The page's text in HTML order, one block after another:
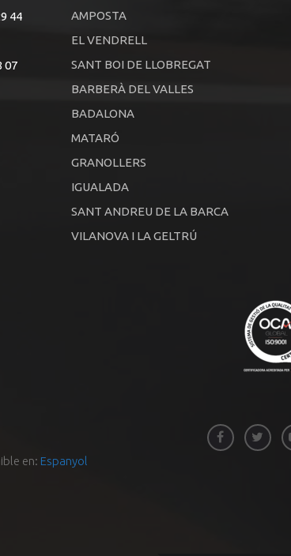
44
07
AMPOSTA
EL VENDRELL
SANT BOI DE LLOBREGAT
BARBERÀ DEL VALLES
BADALONA
MATARÓ
GRANOLLERS
IGUALADA
SANT ANDREU DE LA BARCA
VILANOVA I LA GELTRÚ
en: Espanyol